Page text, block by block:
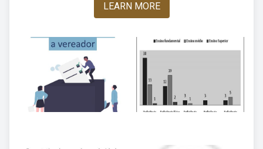
LEARN MORE